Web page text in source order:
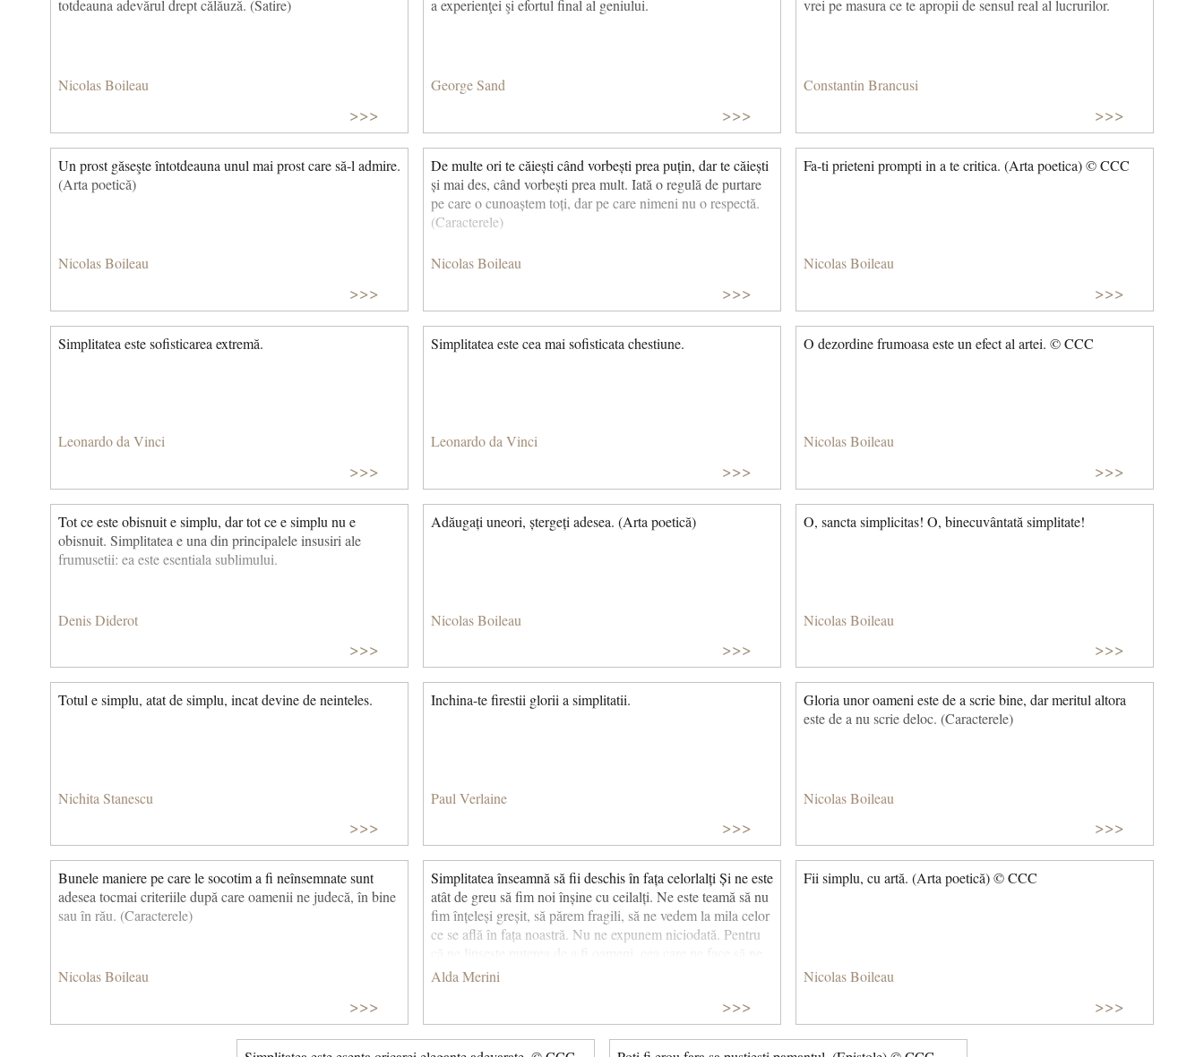
totdeauna adevărul drept călăuză. (Satire)
Nicolas Boileau
>>>
a experienţei şi efortul final al geniului.
George Sand
>>>
vrei pe masura ce te apropii de sensul real al lucrurilor.
Constantin Brancusi
>>>
Un prost găseşte întotdeauna unul mai prost care să-l admire.
(Arta poetică)
Nicolas Boileau
>>>
De multe ori te căiești când vorbești prea puțin, dar te căiești
și mai des, când vorbești prea mult. Iată o regulă de purtare
pe care o cunoaștem toți, dar pe care nimeni nu o respectă.
(Caracterele)
Nicolas Boileau
>>>
Fa-ti prieteni prompti in a te critica. (Arta poetica) © CCC
Nicolas Boileau
>>>
Simplitatea este sofisticarea extremă.
Leonardo da Vinci
>>>
Simplitatea este cea mai sofisticata chestiune.
Leonardo da Vinci
>>>
O dezordine frumoasa este un efect al artei. © CCC
Nicolas Boileau
>>>
Tot ce este obisnuit e simplu, dar tot ce e simplu nu e
obisnuit. Simplitatea e una din principalele insusiri ale
frumusetii: ea este esentiala sublimului.
Denis Diderot
>>>
Adăugați uneori, ștergeți adesea. (Arta poetică)
Nicolas Boileau
>>>
O, sancta simplicitas! O, binecuvântată simplitate!
Nicolas Boileau
>>>
Totul e simplu, atat de simplu, incat devine de neinteles.
Nichita Stanescu
>>>
Inchina-te firestii glorii a simplitatii.
Paul Verlaine
>>>
Gloria unor oameni este de a scrie bine, dar meritul altora
este de a nu scrie deloc. (Caracterele)
Nicolas Boileau
>>>
Bunele maniere pe care le socotim a fi neînsemnate sunt
adesea tocmai criteriile după care oamenii ne judecă, în bine
sau în rău. (Caracterele)
Nicolas Boileau
>>>
Simplitatea înseamnă să fii deschis în fața celorlalți Și ne este
atât de greu să fim noi înșine cu ceilalți. Ne este teamă să nu
fim înțeleși greșit, să părem fragili, să ne vedem la mila celor
ce se află în fața noastră. Nu ne expunem niciodată. Pentru
acceptăm limitele, cea care ne face să le înțelegem, dându-le
simplitatea care se însoțește cu smerenia. Îmi plac rătăcitorii.
Îmi plac oamenii care știu să asculte vântul pe propria piele,
să simtă mirosul lucrurilor, să le capteze sufletul. Cei a căror
Alda Merini
>>>
Fii simplu, cu artă. (Arta poetică) © CCC
Nicolas Boileau
>>>